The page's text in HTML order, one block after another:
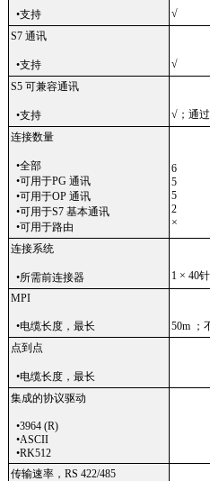
•支持
√
S7 通讯
•支持
√
S5 可兼容通讯
•支持
√；通
连接数量
•全部
•可用于PG 通讯
•可用于OP 通讯
•可用于S7 基本通讯
•可用于路由
6
5
5
2
×
连接系统
•所需前连接器
1 × 40针
MPI
•电缆长度，最长
50m ；
点到点
•电缆长度，最长
集成的协议驱动
•3964 (R)
•ASCII
•RK512
传输速率，RS 422/485